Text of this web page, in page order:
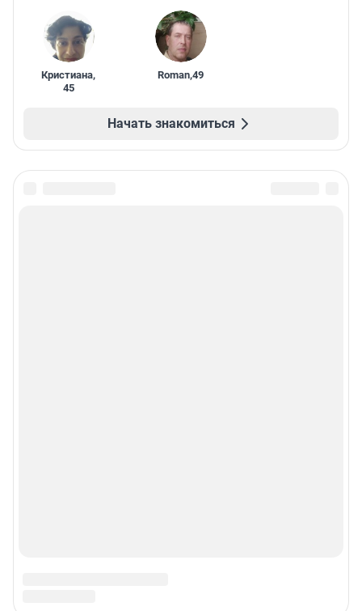
Кристиана,
45
Roman,49
Начать знакомиться